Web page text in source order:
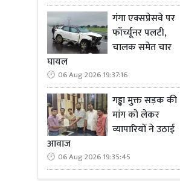
गंगा एक्सप्रेसवे पर
फॉर्च्यूनर पलटी,
चालक समेत चार
घायल
06 Aug 2026 19:37:16
गड्ढा मुक्त सड़क की
मांग को लेकर
व्यापारियों ने उठाई
आवाज
06 Aug 2026 19:35:45